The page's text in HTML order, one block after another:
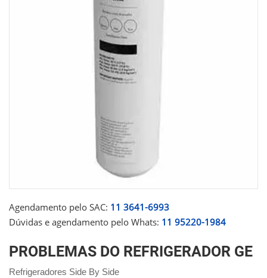
Agendamento pelo SAC: 11 3641-6993
Dúvidas e agendamento pelo Whats: 11 95220-1984
PROBLEMAS DO REFRIGERADOR GE
Refrigeradores Side By Side